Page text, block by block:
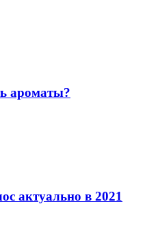
ароматы?
актуально в 2021